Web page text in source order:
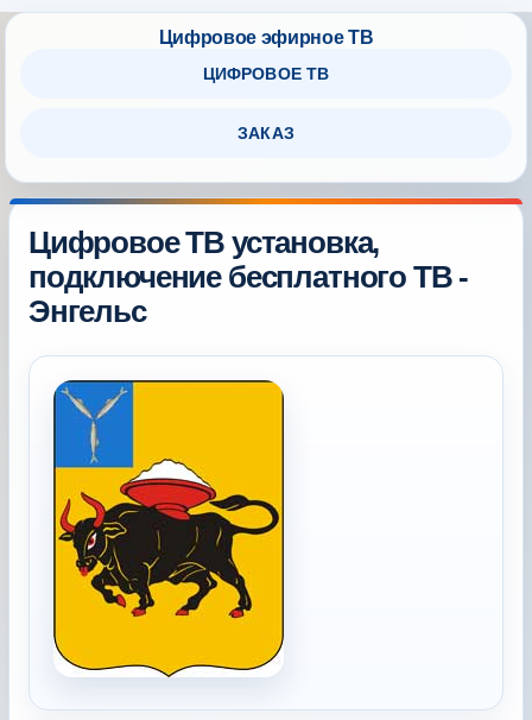
ЦИФРОВОЕ ТВ
ЗАКАЗ
Цифровое ТВ установка,
подключение бесплатного ТВ -
Энгельс